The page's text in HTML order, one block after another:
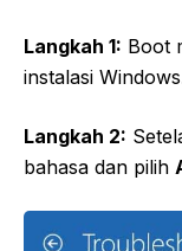
Langkah 1: Boot
instalasi
Langkah 2:
bahasa dan pilih